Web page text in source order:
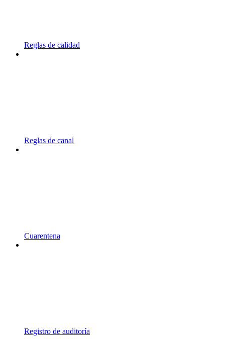
Reglas de calidad
Reglas de canal
Cuarentena
Registro de auditoría